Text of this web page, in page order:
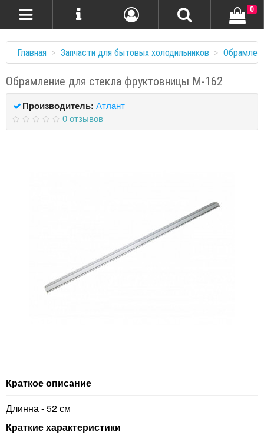
0
Главная Запчасти для бытовых холодильников
Обрамление для стекла фруктовницы М-162
Производитель: Атлант
0 отзывов
Краткое описание
Длинна - 52 см
Краткие характеристики